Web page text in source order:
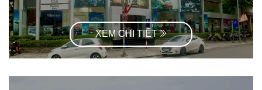
XEM CHI TIẾT